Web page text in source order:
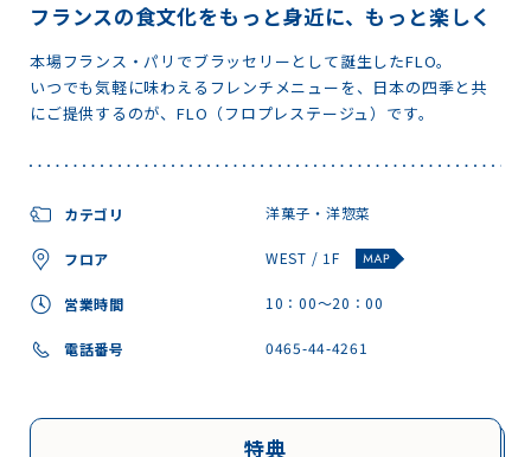
フランスの食文化をもっと身近に、もっと楽しく
本場フランス・パリでブラッセリーとして誕生したFLO。
いつでも気軽に味わえるフレンチメニューを、日本の四季と共
にご提供するのが、FLO（フロプレステージュ）です。
カテゴリ 洋菓子・洋惣菜
フロア WEST / 1F
営業時間 10：00～20：00
電話番号 0465-44-4261
特典